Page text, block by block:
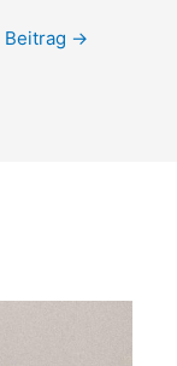
Beitrag →